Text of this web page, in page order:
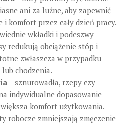
ani za luźne, aby zapewnić
i komfort przez cały dzień pracy.
wkładki i podeszwy
redukują obciążenie stóp i
zwłaszcza w przypadku
lub chodzenia.
– sznurowadła, rzepy czy
indywidualne dopasowanie
komfort użytkowania.
robocze zmniejszają zmęczenie